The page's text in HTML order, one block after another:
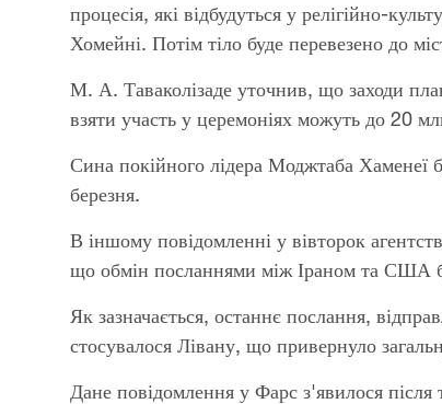
процесія, які відбудуться у релігійно-
Хомейні. Потім тіло буде перевезено до
М. А. Таваколізаде уточнив, що заходи
взяти участь у церемоніях можуть до 20
Сина покійного лідера Моджтаба Хаменеї
березня.
В іншому повідомленні у вівторок
що обмін посланнями між Іраном та США
Як зазначається, останнє послання,
стосувалося Лівану, що привернуло
Дане повідомлення у Фарс з'явилося